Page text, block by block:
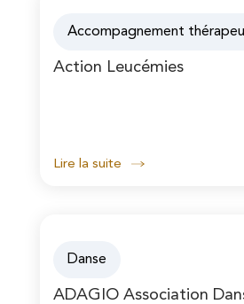
Accompagnement
Action Leucémies
Lire la suite
Danse
ADAGIO Association